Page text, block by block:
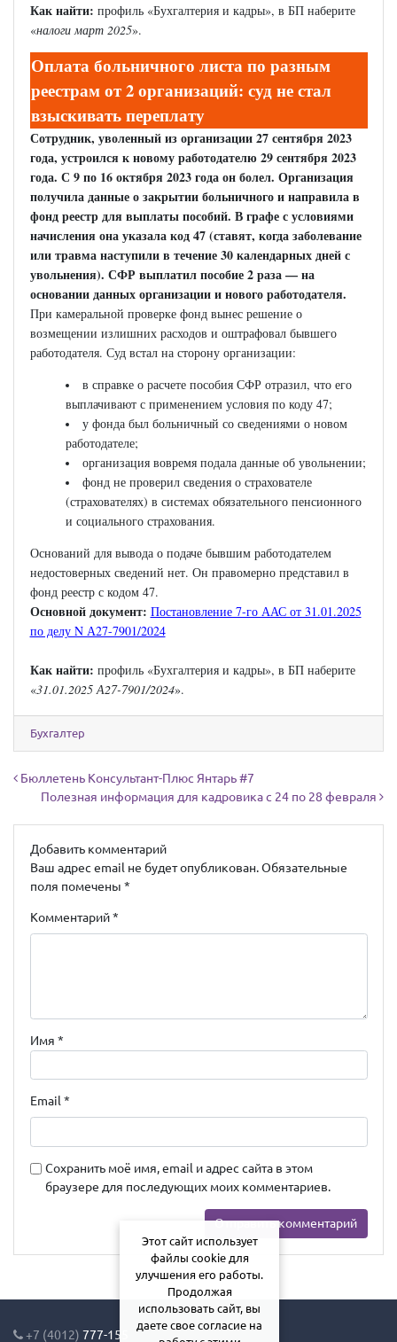
Как найти: профиль «Бухгалтерия и кадры», в БП наберите
«налоги март 2025».
Оплата больничного листа по разным
реестрам от 2 организаций: суд не стал
взыскивать переплату
Сотрудник, уволенный из организации 27 сентября 2023
года, устроился к новому работодателю 29 сентября 2023
года. С 9 по 16 октября 2023 года он болел. Организация
получила данные о закрытии больничного и направила в
фонд реестр для выплаты пособий. В графе с условиями
начисления она указала код 47 (ставят, когда заболевание
или травма наступили в течение 30 календарных дней с
увольнения). СФР выплатил пособие 2 раза — на
основании данных организации и нового работодателя.
При камеральной проверке фонд вынес решение о
возмещении излишних расходов и оштрафовал бывшего
работодателя. Суд встал на сторону организации:
в справке о расчете пособия СФР отразил, что его
выплачивают с применением условия по коду 47;
у фонда был больничный со сведениями о новом
работодателе;
организация вовремя подала данные об увольнении;
фонд не проверил сведения о страхователе
(страхователях) в системах обязательного пенсионного
и социального страхования.
Оснований для вывода о подаче бывшим работодателем
недостоверных сведений нет. Он правомерно представил в
фонд реестр с кодом 47.
Основной документ: Постановление 7-го ААС от 31.01.2025
по делу N А27-7901/2024
Как найти: профиль «Бухгалтерия и кадры», в БП наберите
«31.01.2025 А27-7901/2024».
Бухгалтер
Навигация по записям
Бюллетень Консультант-Плюс Янтарь #7
Полезная информация для кадровика с 24 по 28 февраля
Добавить комментарий
Ваш адрес email не будет опубликован. Обязательные
поля помечены *
Комментарий*
Имя *
Email*
Сохранить моё имя, email и адрес сайта в этом
браузере для последующих моих комментариев.
+7 (4012) 777-155
Этот сайт использует
файлы cookie для
улучшения его работы.
Продолжая
использовать сайт, вы
даете свое согласие на